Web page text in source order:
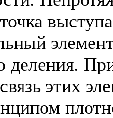
деления.
этих